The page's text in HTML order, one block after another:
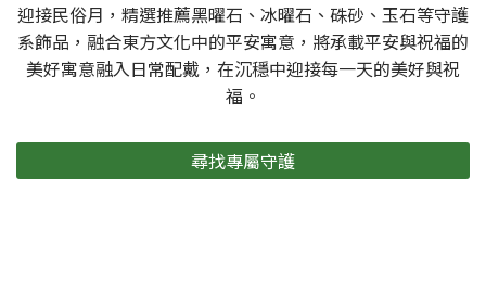
迎接民俗月，精選推薦黑曜石、冰曜石、硃砂、玉石等守護
系飾品，融合東方文化中的平安寓意，將承載平安與祝福的
美好寓意融入日常配戴，在沉穩中迎接每一天的美好與祝
福。
尋找專屬守護